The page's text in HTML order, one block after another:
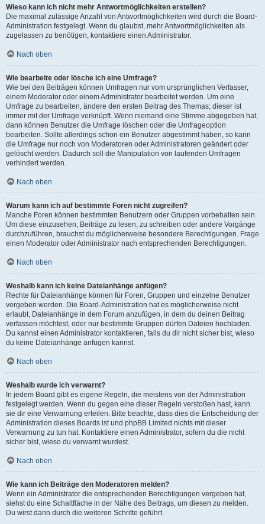
Wieso kann ich nicht mehr Antwortmöglichkeiten erstellen?
Die maximal zulässige Anzahl von Antwortmöglichkeiten wird durch die Board-
Administration festgelegt. Wenn du glaubst, mehr Antwortmöglichkeiten als
zugelassen zu benötigen, kontaktiere einen Administrator.
Nach oben
Wie bearbeite oder lösche ich eine Umfrage?
Wie bei den Beiträgen können Umfragen nur vom ursprünglichen Verfasser,
einem Moderator oder einem Administrator bearbeitet werden. Um eine
Umfrage zu bearbeiten, ändere den ersten Beitrag des Themas; dieser ist
immer mit der Umfrage verknüpft. Wenn niemand eine Stimme abgegeben hat,
dann können Benutzer die Umfrage löschen oder die Umfrageoption
bearbeiten. Sollte allerdings schon ein Benutzer abgestimmt haben, so kann
die Umfrage nur noch von Moderatoren oder Administratoren geändert oder
gelöscht werden. Dadurch soll die Manipulation von laufenden Umfragen
verhindert werden.
Nach oben
Warum kann ich auf bestimmte Foren nicht zugreifen?
Manche Foren können bestimmten Benutzern oder Gruppen vorbehalten sein.
Um diese einzusehen, Beiträge zu lesen, zu schreiben oder andere Vorgänge
durchzuführen, brauchst du möglicherweise besondere Berechtigungen. Frage
einen Moderator oder Administrator nach entsprechenden Berechtigungen.
Nach oben
Weshalb kann ich keine Dateianhänge anfügen?
Rechte für Dateianhänge können für Foren, Gruppen und einzelne Benutzer
vergeben werden. Die Board-Administration hat es möglicherweise nicht
erlaubt, Dateianhänge in dem Forum anzufügen, in dem du deinen Beitrag
verfassen möchtest, oder nur bestimmte Gruppen dürfen Dateien hochladen.
Du kannst einen Administrator kontaktieren, falls du dir nicht sicher bist, wieso
du keine Dateianhänge anfügen kannst.
Nach oben
Weshalb wurde ich verwarnt?
In jedem Board gibt es eigene Regeln, die meistens von der Administration
festgelegt werden. Wenn du gegen eine dieser Regeln verstoßen hast, kann
sie dir eine Verwarnung erteilen. Bitte beachte, dass dies die Entscheidung der
Administration dieses Boards ist und phpBB Limited nichts mit dieser
Verwarnung zu tun hat. Kontaktiere einen Administrator, sofern du die nicht
sicher bist, wieso du verwarnt wurdest.
Nach oben
Wie kann ich Beiträge den Moderatoren melden?
Wenn ein Administrator die entsprechenden Berechtigungen vergeben hat,
siehst du eine Schaltfläche in der Nähe des Beitrags, um diesen zu melden.
Du wirst dann durch die weiteren Schritte geführt.